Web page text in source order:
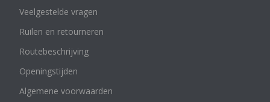
Veelgestelde vragen
Ruilen en retourneren
Routebeschrijving
Openingstijden
Algemene voorwaarden